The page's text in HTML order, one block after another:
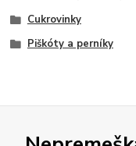
Cukrovinky
Piškóty a perníky